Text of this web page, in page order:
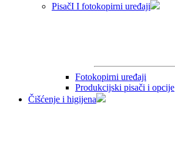
PisačI I fotokopirni uređaji
Fotokopirni uređaji
Produkcijski pisači i opcije
Čišćenje i higijena